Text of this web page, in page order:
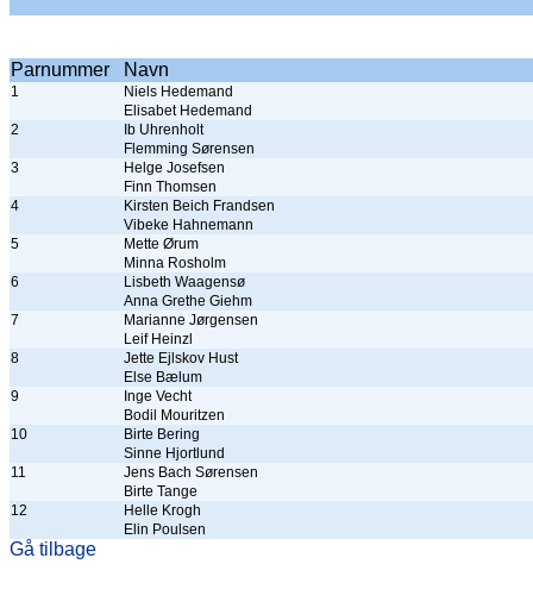
Parnummer Navn
1
Niels Hedemand
Elisabet Hedemand
2
Ib Uhrenholt
Flemming Sørensen
3
Helge Josefsen
Finn Thomsen
4
Kirsten Beich Frandsen
Vibeke Hahnemann
5
Mette Ørum
Minna Rosholm
6
Lisbeth Waagensø
Anna Grethe Giehm
7
Marianne Jørgensen
Leif Heinzl
8
Jette Ejlskov Hust
Else Bælum
9
Inge Vecht
Bodil Mouritzen
10
Birte Bering
Sinne Hjortlund
11
Jens Bach Sørensen
Birte Tange
12
Helle Krogh
Elin Poulsen
Gå tilbage